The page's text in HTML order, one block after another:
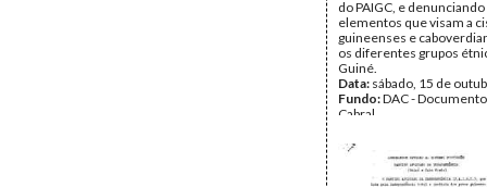
do PAIGC, e denunciando
elementos que visam a
guineenses e
os diferentes grupos
Guiné.
Data: sábado, 15 de
Fundo:DAC -
Cabral
Página(s):